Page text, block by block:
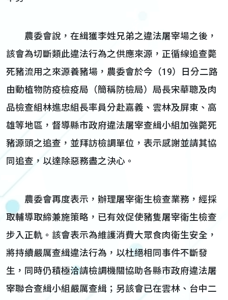
農委會說，在緝獲李姓兄弟之違法屠宰場之後，
該會為切斷類此違法行為之供應來源，正循線追查斃
死豬流用之來源養豬場，農委會於今（19）日分二路
由動植物防疫檢疫局（簡稱防檢局）局長宋華聰及肉
品檢查組林進忠組長率員分赴嘉義、雲林及屏東、高
雄等地區，督導縣市政府違法屠宰查緝小組加強斃死
豬源頭之追查，並拜訪檢調單位，表示感謝並請其協
同追查，以達除惡務盡之決心。
農委會再度表示，辦理屠宰衛生檢查業務，經採
取輔導取締兼施策略，已有效促使豬隻屠宰衛生檢查
步入正軌。該會表示為維護消費大眾食肉衛生安全，
將持續嚴厲查緝違法行為，以杜絕相同事件不斷發
生，同時仍積極洽請檢調機關協助各縣市政府違法屠
宰聯合查緝小組嚴厲查緝；另該會已在雲林、台中二